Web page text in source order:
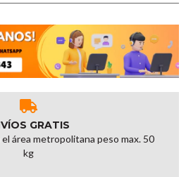
GRATIS
área metropolitana peso max. 50
kg